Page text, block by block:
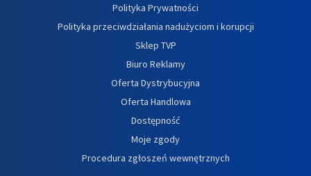
Polityka Prywatności
Polityka przeciwdziałania nadużyciom i korupcji
Sklep TVP
Biuro Reklamy
Oferta Dystrybucyjna
Oferta Handlowa
Dostępność
Moje zgody
Procedura zgłoszeń wewnętrznych